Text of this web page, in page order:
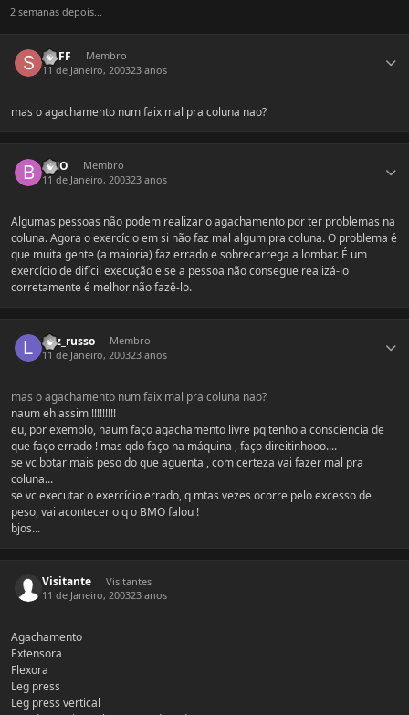
2 semanas depois...
staFF
Membro
11 de Janeiro, 200323 anos
mas o agachamento num faix mal pra coluna nao?
BMO
Membro
11 de Janeiro, 200323 anos
Algumas pessoas não podem realizar o agachamento por ter problemas na
coluna. Agora o exercício em si não faz mal algum pra coluna. O problema é
que muita gente (a maioria) faz errado e sobrecarrega a lombar. É um
exercício de difícil execução e se a pessoa não consegue realizá-lo
corretamente é melhor não fazê-lo.
laiz_russo
Membro
11 de Janeiro, 200323 anos
mas o agachamento num faix mal pra coluna nao?
naum eh assim !!!!!!!!!
eu, por exemplo, naum faço agachamento livre pq tenho a consciencia de
que faço errado ! mas qdo faço na máquina , faço direitinhooo....
se vc botar mais peso do que aguenta , com certeza vai fazer mal pra
coluna...
se vc executar o exercício errado, q mtas vezes ocorre pelo excesso de
peso, vai acontecer o q o BMO falou !
bjos...
Visitante
Visitantes
11 de Janeiro, 200323 anos
Agachamento
Extensora
Flexora
Leg press
Leg press vertical